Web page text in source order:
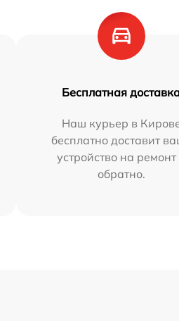
Бесплатная
Наш курьер в
бесплатно доставит
устройство на ремонт
обратно.